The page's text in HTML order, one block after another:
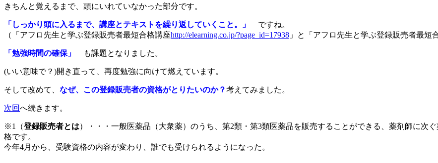
きちんと覚えるまで、頭にいれていなかった部分です。
「しっかり頭に入るまで、講座とテキストを繰り返していくこと。」 ですね。
（「アフロ先生と学ぶ登録販売者最短合格講座http://elearning.co.jp/?page_id=17938 」と「アフロ先生と学ぶ登録販売者最短
「勉強時間の確保」 も課題となりました。
(いい意味で？)開き直って、再度勉強に向けて燃えています。
そして改めて、 なぜ、この登録販売者の資格がとりたいのか？考えてみました。
次回へ続きます。
※1（登録販売者とは）・・・一般医薬品（大衆薬）のうち、第2類・第3類医薬品を販売することができる、薬剤師に次
格です。
今年4月から、受験資格の内容が変わり、誰でも受けられるようになった。